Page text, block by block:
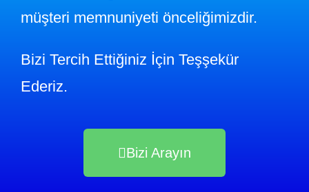
müşteri memnuniyeti önceliğimizdir.
Bizi Tercih Ettiğiniz İçin Teşşekür
Ederiz.
Bizi Arayın